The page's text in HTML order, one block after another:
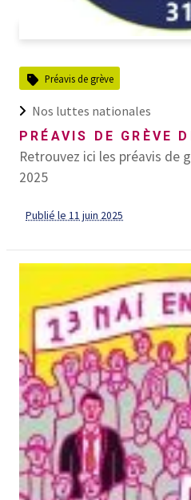
Préavis de grève
Nos luttes nationales
PRÉAVIS DE GRÈVE
Retrouvez ici les préavis de
2025
Publié le 11 juin 2025